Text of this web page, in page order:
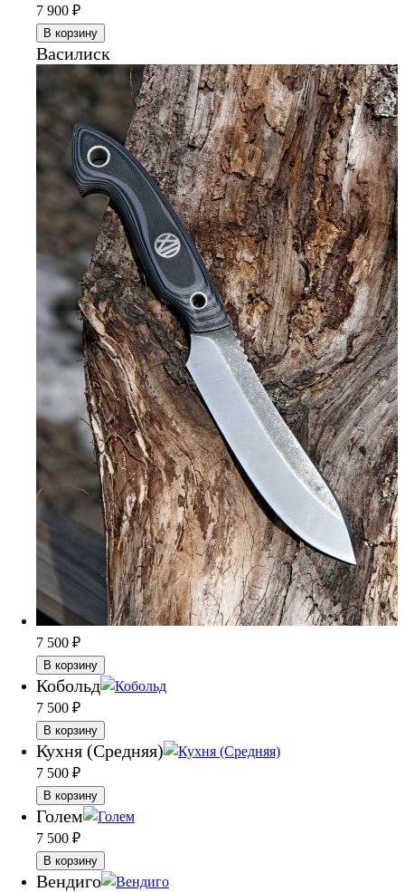
7 900 ₽
В корзину
Василиск
7 500 ₽
В корзину
Кобольд
7 500 ₽
В корзину
Кухня (Средняя)
7 500 ₽
В корзину
Голем
7 500 ₽
В корзину
Вендиго